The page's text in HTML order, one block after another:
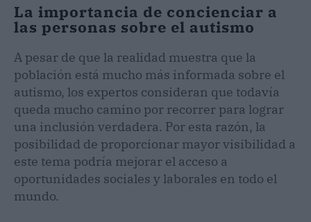
La importancia de concienciar a
las personas sobre el autismo
A pesar de que la realidad muestra que la
población está mucho más informada sobre el
autismo, los expertos consideran que todavía
queda mucho camino por recorrer para lograr
una inclusión verdadera. Por esta razón, la
posibilidad de proporcionar mayor visibilidad a
este tema podría mejorar el acceso a
oportunidades sociales y laborales en todo el
mundo.